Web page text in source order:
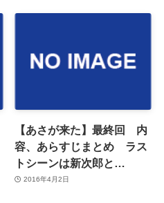
【あさが来た】最終回 内
容、あらすじまとめ ラス
トシーンは新次郎と…
2016年4月2日